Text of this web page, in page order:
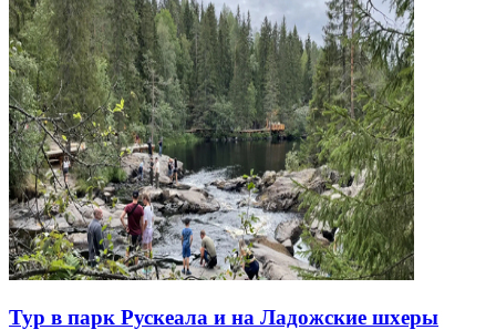
Тур в парк Рускеала и на Ладожские шхеры